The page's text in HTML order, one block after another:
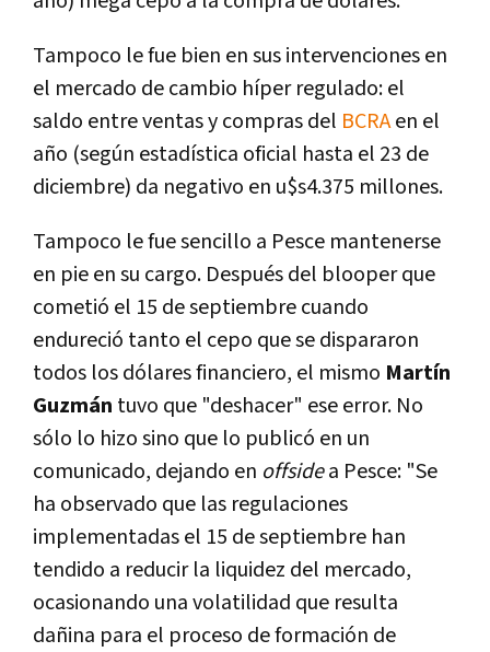
Tampoco le fue bien en sus intervenciones en
el mercado de cambio híper regulado: el
saldo entre ventas y compras del BCRAen el
año (según estadística oficial hasta el 23 de
diciembre) da negativo en u$s4.375 millones.
Tampoco le fue sencillo a Pesce mantenerse
en pie en su cargo. Después del blooper que
cometió el 15 de septiembre cuando
endureció tanto el cepo que se dispararon
todos los dólares financiero, el mismo Martín
Guzmán tuvo que "deshacer" ese error. No
sólo lo hizo sino que lo publicó en un
comunicado, dejando en offsidea Pesce: "Se
ha observado que las regulaciones
implementadas el 15 de septiembre han
tendido a reducir la liquidez del mercado,
ocasionando una volatilidad que resulta
dañina para el proceso de formación de